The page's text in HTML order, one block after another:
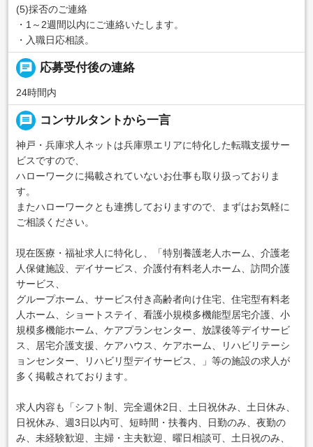
(5)採否のご連絡
・1～2週間以内にご連絡いたします。
・入職日応相談。
chat 応募受付後の連絡
24時間内
message コンサルタントから一言
神戸・兵庫求人ネットは兵庫県エリアに特化した転職支援サー
ビスですので、
ハローワークに掲載されていないお仕事も取り扱っておりま
す。
またハローワークとも連携しておりますので、まずはお気軽に
ご相談ください。
現在医療・福祉求人に特化し、「特別養護老人ホーム、介護老
人保健施設、デイサービス、介護付有料老人ホーム、訪問介護
サービス、
グループホーム、サービス付き高齢者向け住宅、住宅型有料老
人ホーム、ショートステイ、看護小規模多機能型居宅介護、小
規模多機能ホーム、ケアプランセンター、放課後等デイサービ
ス、居宅介護支援、ケアハウス、ケアホーム、リハビリテーシ
ョンセンター、リハビリ型デイサービス、」等の施設の求人が
多く掲載されております。
求人内容も「シフト制、完全週休2日、土日祝休み、土日休み、
日祝休み、週3日以内可、短時間・扶養内、日勤のみ、夜勤の
み、未経験歓迎、主婦・主夫歓迎、曜日相談可、土日祝のみ、